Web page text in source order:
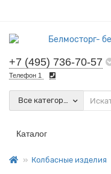
+7 (495) 736-70-57
Телефон 1
Все категории
Каталог
Колбасные изделия